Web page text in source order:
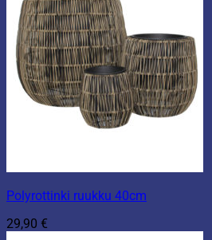
Polyrottinki ruukku 40cm
29,90 €